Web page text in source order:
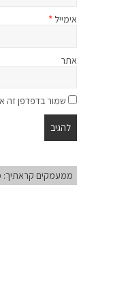
אימייל *
אתר
שמור בדפדפן זה
ממעמקים קראתיך: